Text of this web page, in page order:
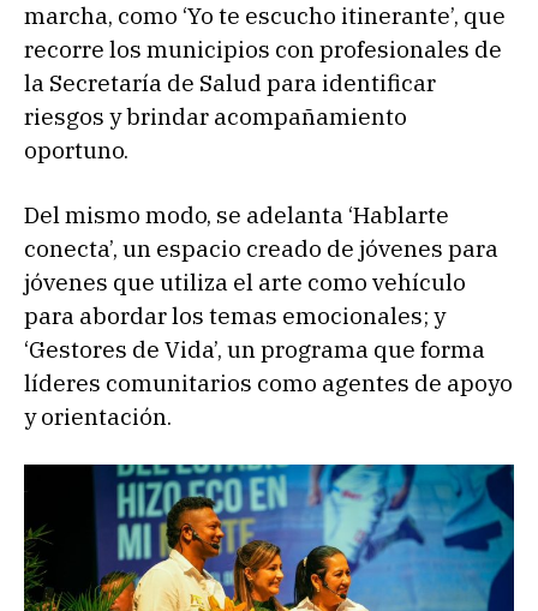
marcha, como ‘Yo te escucho itinerante’, que
recorre los municipios con profesionales de
la Secretaría de Salud para identificar
riesgos y brindar acompañamiento
oportuno.
Del mismo modo, se adelanta ‘Hablarte
conecta’, un espacio creado de jóvenes para
jóvenes que utiliza el arte como vehículo
para abordar los temas emocionales; y
‘Gestores de Vida’, un programa que forma
líderes comunitarios como agentes de apoyo
y orientación.